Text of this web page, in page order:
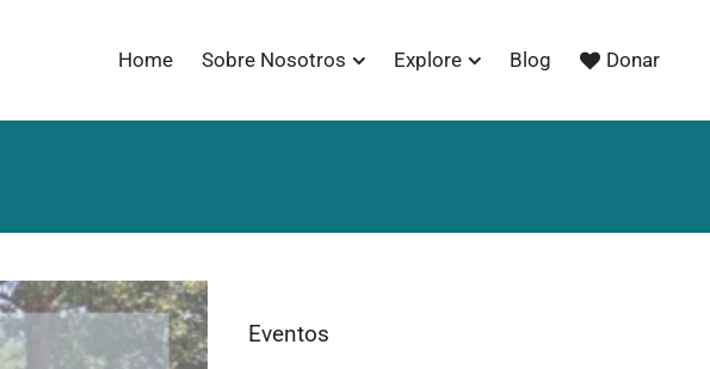
Home Sobre Nosotros Explore Blog Donar
Eventos